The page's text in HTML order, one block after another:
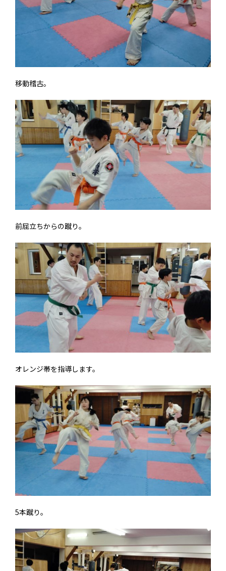
移動稽古。
前屈立ちからの蹴り。
オレンジ帯を指導します。
5本蹴り。